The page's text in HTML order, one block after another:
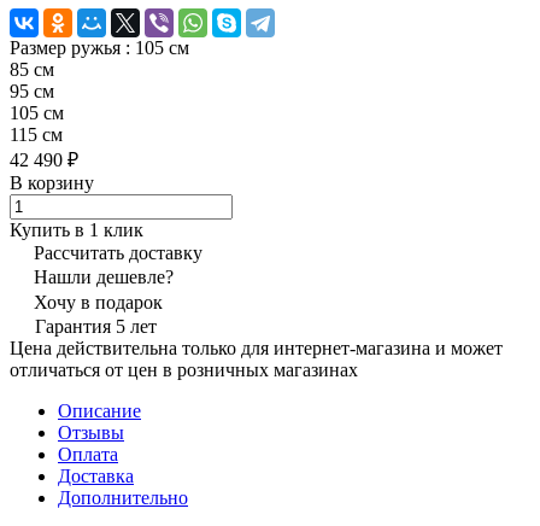
Размер ружья : 105 см
85 см
95 см
105 см
115 см
42 490 ₽
В корзину
Купить в 1 клик
Рассчитать доставку
Нашли дешевле?
Хочу в подарок
Гарантия 5 лет
Цена действительна только для интернет-магазина и может
отличаться от цен в розничных магазинах
Описание
Отзывы
Оплата
Доставка
Дополнительно